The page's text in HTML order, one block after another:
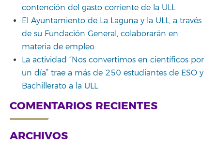
contención del gasto corriente de la ULL
El Ayuntamiento de La Laguna y la ULL, a través
de su Fundación General, colaborarán en
materia de empleo
La actividad “Nos convertimos en científicos por
un día” trae a más de 250 estudiantes de ESO y
Bachillerato a la ULL
COMENTARIOS RECIENTES
ARCHIVOS